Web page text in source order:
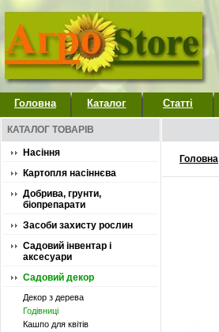
Головна Каталог Статті
КАТАЛОГ ТОВАРІВ
Насіння
Картопля насіннєва
Добрива, грунти,
біопрепарати
Засоби захисту рослин
Садовий інвентар і
аксесуари
Садовий декор
Декор з дерева
Годівниці
Кашпо для квітів
Головна